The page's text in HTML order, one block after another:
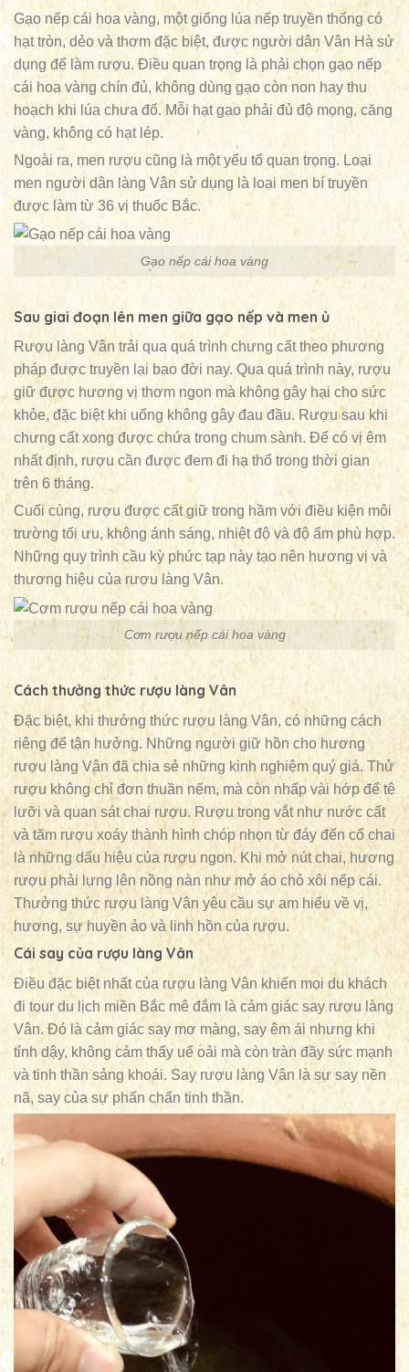
Gạo nếp cái hoa vàng, một giống lúa nếp truyền thống có
hạt tròn, dẻo và thơm đặc biệt, được người dân Vân Hà sử
dụng để làm rượu. Điều quan trọng là phải chọn gạo nếp
cái hoa vàng chín đủ, không dùng gạo còn non hay thu
hoạch khi lúa chưa đổ. Mỗi hạt gạo phải đủ độ mọng, căng
vàng, không có hạt lép.
Ngoài ra, men rượu cũng là một yếu tố quan trọng. Loại
men người dân làng Vân sử dụng là loại men bí truyền
được làm từ 36 vị thuốc Bắc.
Gạo nếp cái hoa vàng
Sau giai đoạn lên men giữa gạo nếp và men ủ
Rượu làng Vân trải qua quá trình chưng cất theo phương
pháp được truyền lại bao đời nay. Qua quá trình này, rượu
giữ được hương vị thơm ngon mà không gây hại cho sức
khỏe, đặc biệt khi uống không gây đau đầu. Rượu sau khi
chưng cất xong được chứa trong chum sành. Để có vị êm
nhất định, rượu cần được đem đi hạ thổ trong thời gian
trên 6 tháng.
Cuối cùng, rượu được cất giữ trong hầm với điều kiện môi
trường tối ưu, không ánh sáng, nhiệt độ và độ ẩm phù hợp.
Những quy trình cầu kỳ phức tạp này tạo nên hương vị và
thương hiệu của rượu làng Vân.
Cơm rượu nếp cái hoa vàng
Cách thưởng thức rượu làng Vân
Đặc biệt, khi thưởng thức rượu làng Vân, có những cách
riêng để tận hưởng. Những người giữ hồn cho hương
rượu làng Vân đã chia sẻ những kinh nghiệm quý giá. Thử
rượu không chỉ đơn thuần nếm, mà còn nhấp vài hớp để tê
lưỡi và quan sát chai rượu. Rượu trong vắt như nước cất
và tăm rượu xoáy thành hình chóp nhọn từ đáy đến cổ chai
là những dấu hiệu của rượu ngon. Khi mở nút chai, hương
rượu phải lựng lên nồng nàn như mở áo chỏ xôi nếp cái.
Thưởng thức rượu làng Vân yêu cầu sự am hiểu về vị,
hương, sự huyền ảo và linh hồn của rượu.
Cái say của rượu làng Vân
Điều đặc biệt nhất của rượu làng Vân khiến mọi du khách
đi tour du lịch miền Bắc mê đắm là cảm giác say rượu làng
Vân. Đó là cảm giác say mơ màng, say êm ái nhưng khi
tỉnh dậy, không cảm thấy uể oải mà còn tràn đầy sức mạnh
và tinh thần sảng khoái. Say rượu làng Vân là sự say nền
nã, say của sự phấn chấn tinh thần.